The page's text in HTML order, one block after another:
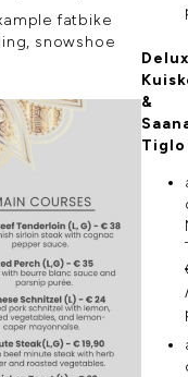
fatbike
snowshoe
&
Tiglo